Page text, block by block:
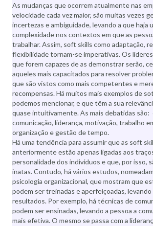
As mudanças que ocorrem atualmente nas
velocidade cada vez maior, são muitas vezes
incertezas e ambiguidade, levando a que haja
complexidade nos contextos em que as
trabalhar. Assim, soft skills como adaptação,
flexibilidade tornam-se imperativas. Os
que forem capazes de as demonstrar serão,
aqueles mais capacitados para resolver
que são vistos como mais competentes e
recompensas. Há muitos mais exemplos de
podemos mencionar, e que têm a sua
quase intuitivamente. As mais debatidas são:
comunicação, liderança, motivação, trabalho
organização e gestão de tempo.
Há uma tendência para assumir que as soft
anteriormente estão apenas ligadas aos
personalidade dos indivíduos e que, por isso,
inatas. Contudo, há vários estudos,
psicologia organizacional, que mostram que
podem ser treinadas e aperfeiçoadas, levando
resultados. Por exemplo, há técnicas de
podem ser ensinadas, levando a pessoa a
mais efetiva. O mesmo se passa com a